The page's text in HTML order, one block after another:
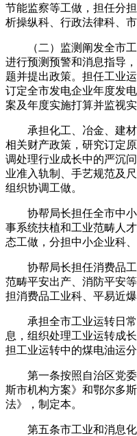
节能监察等工做，担任分
析操纵科、行政法律科、
（二）监测阐发全市工
进行预测预警和消息指导
题并提出政策。担任工业
订定全市发电企业年度发
案及年度实施打算并监视
承担化工、冶金、建材
相关财产政策，研究订定
调处理行业成长中的严沉
业准入轨制、手艺规范及
组织协调工做。
协帮局长担任全市中小
事系统扶植和工业范畴人
态工做，分担中小企业科
协帮局长担任消费品工
范畴平安出产、消防平安
担消费品工业科、平易近爆
承担全市工业运转日常
息，组织处理工业运转成
担工业运转中的煤电油运分
第一条按照自治区党委
斯市机构方案》和鄂尔多
法》，制定本。
第五条市工业和消息化